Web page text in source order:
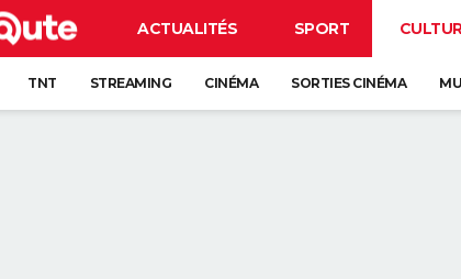
ACTUALITÉS SPORT
TNT STREAMING CINÉMA SORTIES CINÉMA